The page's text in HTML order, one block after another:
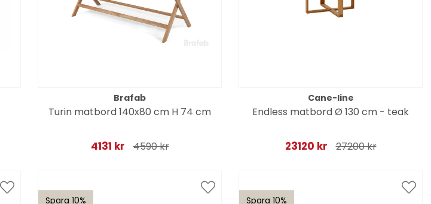
Brafab
Turin matbord 140x80 cm H 74 cm
4131 kr 4590 kr
Cane-line
Endless matbord Ø 130 cm - teak
23120 kr 27200 kr
Spara 10% Spara 10%